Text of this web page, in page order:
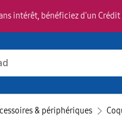
intérêt, bénéficiez d'un
& périphériques